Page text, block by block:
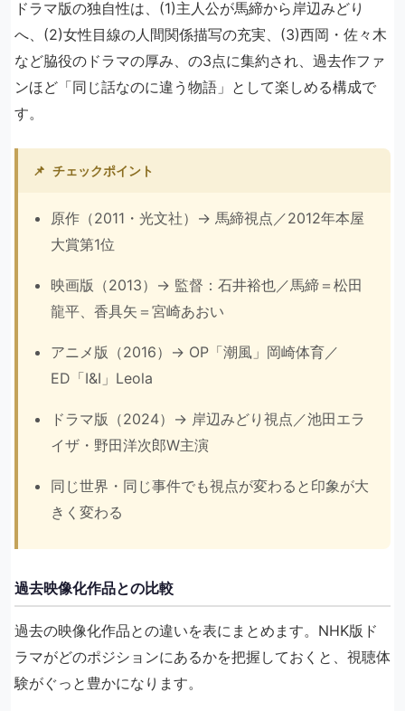
ドラマ版の独自性は、(1)主人公が馬締から岸辺みどり
へ、(2)女性目線の人間関係描写の充実、(3)西岡・佐々木
など脇役のドラマの厚み、の3点に集約され、過去作ファ
ンほど「同じ話なのに違う物語」として楽しめる構成で
す。
📌 チェックポイント
原作（2011・光文社）→ 馬締視点／2012年本屋
大賞第1位
映画版（2013）→ 監督：石井裕也／馬締＝松田
龍平、香具矢＝宮崎あおい
アニメ版（2016）→ OP「潮風」岡崎体育／
ED「I&I」Leola
ドラマ版（2024）→ 岸辺みどり視点／池田エラ
イザ・野田洋次郎W主演
同じ世界・同じ事件でも視点が変わると印象が大
きく変わる
過去映像化作品との比較
過去の映像化作品との違いを表にまとめます。NHK版ド
ラマがどのポジションにあるかを把握しておくと、視聴体
験がぐっと豊かになります。